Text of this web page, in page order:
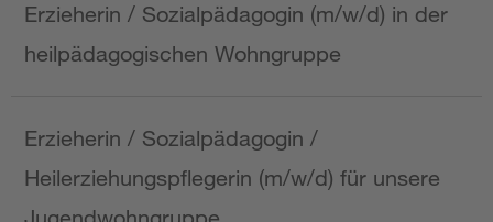
Erzieherin / Sozialpädagogin (m/w/d) in der
heilpädagogischen Wohngruppe
Erzieherin / Sozialpädagogin /
Heilerziehungspflegerin (m/w/d) für unsere